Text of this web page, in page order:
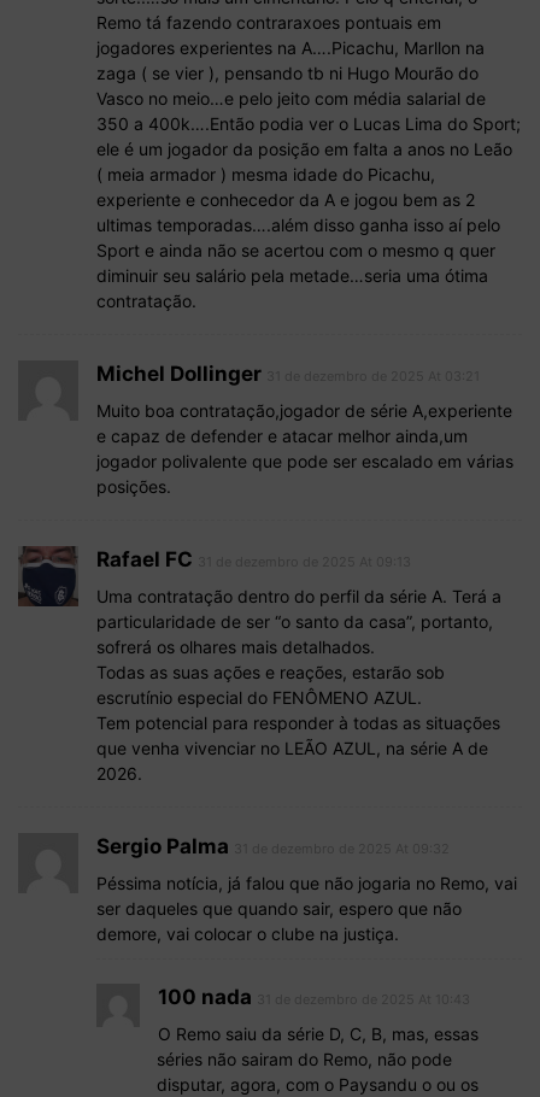
Remo tá fazendo contraraxoes pontuais em
jogadores experientes na A….Picachu, Marllon na
zaga ( se vier ), pensando tb ni Hugo Mourão do
Vasco no meio…e pelo jeito com média salarial de
350 a 400k….Então podia ver o Lucas Lima do Sport;
ele é um jogador da posição em falta a anos no Leão
( meia armador ) mesma idade do Picachu,
experiente e conhecedor da A e jogou bem as 2
ultimas temporadas….além disso ganha isso aí pelo
Sport e ainda não se acertou com o mesmo q quer
diminuir seu salário pela metade…seria uma ótima
contratação.
Michel Dollinger
Muito boa contratação,jogador de série A,experiente
e capaz de defender e atacar melhor ainda,um
jogador polivalente que pode ser escalado em várias
posições.
Rafael FC
Uma contratação dentro do perfil da série A. Terá a
particularidade de ser “o santo da casa”, portanto,
sofrerá os olhares mais detalhados.
Todas as suas ações e reações, estarão sob
escrutínio especial do FENÔMENO AZUL.
Tem potencial para responder à todas as situações
que venha vivenciar no LEÃO AZUL, na série A de
2026.
Sergio Palma
Péssima notícia, já falou que não jogaria no Remo, vai
ser daqueles que quando sair, espero que não
demore, vai colocar o clube na justiça.
100 nada
O Remo saiu da série D, C, B, mas, essas
séries não sairam do Remo, não pode
disputar, agora, com o Paysandu o ou os